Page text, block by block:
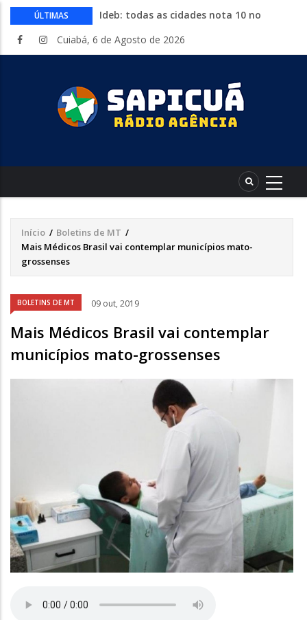
ÚLTIMAS
Ideb: todas as cidades nota 10 no
Conheça 16 profissões que devem crescer
sábado a Expolucas em Lucas do Rio
Verde
Proposta que altera regras para piso
com shows, rodeio e parque de diversões
Cuiabá, 6 de Agosto de 2026
Trilha
de
Início / Boletins de MT /
Mais Médicos Brasil vai contemplar municípios mato-
grossenses
BOLETINS DE MT 09 out, 2019
Mais Médicos Brasil vai contemplar
municípios mato-grossenses
Áudio